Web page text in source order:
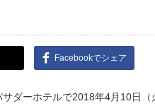
Facebookでシェア
ダーホテルで2018年4月10日